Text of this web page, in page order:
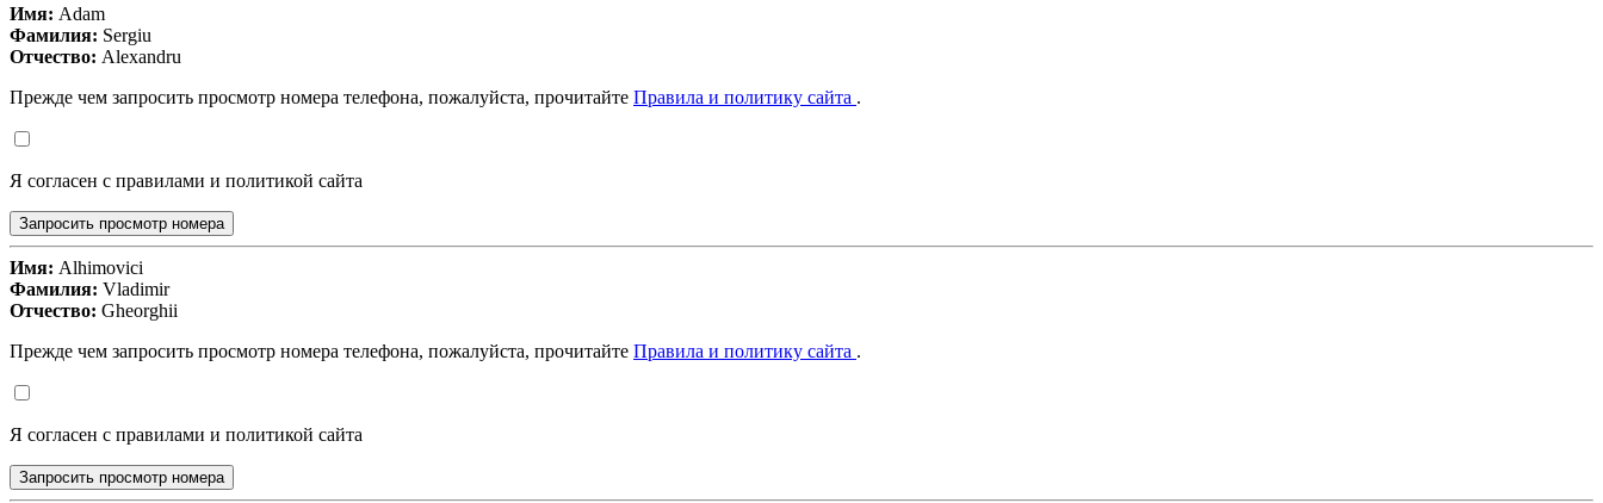
Имя: Adam
Фамилия: Sergiu
Отчество: Alexandru
Прежде чем запросить просмотр номера телефона, пожалуйста, прочитайте Правила и политику сайта .
Я согласен с правилами и политикой сайта
Запросить просмотр номера
Имя: Alhimovici
Фамилия: Vladimir
Отчество: Gheorghii
Прежде чем запросить просмотр номера телефона, пожалуйста, прочитайте Правила и политику сайта .
Я согласен с правилами и политикой сайта
Запросить просмотр номера